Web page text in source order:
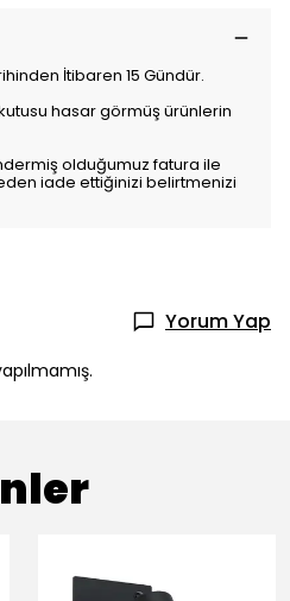
İtibaren 15 Gündür.
hasar görmüş ürünlerin
olduğumuz fatura ile
iade ettiğinizi belirtmenizi
Yorum Yap